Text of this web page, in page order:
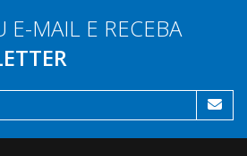
E-MAIL E RECEBA